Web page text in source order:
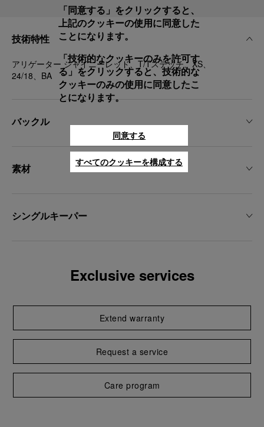
技術特性
アリゲーター シャイニーレッド、T/Tステッチ、XS、
24/18、BA
バックル
素材
シングルキーパー
Exclusive services
Extend warranty
Request a service
Care program
「同意する」をクリックすると、
上記のクッキーの使用に同意した
ことになります。
「技術的なクッキーのみを許可す
る」をクリックすると、技術的な
クッキーのみの使用に同意したこ
とになります。
同意する
すべてのクッキーを構成する